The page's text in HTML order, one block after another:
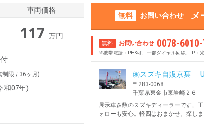
車両価格
117 万円
制限 / 36ヶ月)
和07年)
無料 お問い合わせ メ
無料 お問い合わせ 0078-
※携帯電話・PHS可、一部ダイヤル回線、IP・
㈱スズキ自販京葉
〒283-0068
千葉県東金市東岩崎２６－
展示車多数のスズキディーラーです。
ォローも安心。軽四はおまかせ。探し